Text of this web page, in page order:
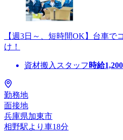
【週3日～、短時間OK】台車で
け！
資材搬入スタッフ 時給1,200
勤務地
面接地
兵庫県加東市
相野駅より車18分